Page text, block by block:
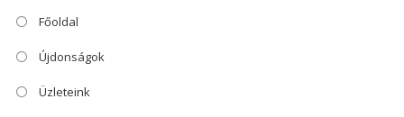
Főoldal
Újdonságok
Üzleteink